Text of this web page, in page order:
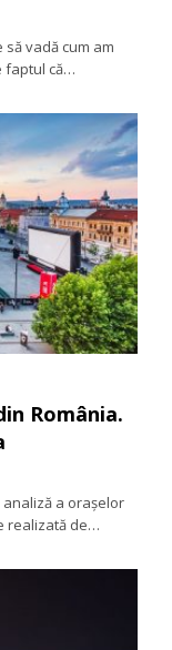
vadă cum am
faptul că…
România.
analiză a orașelor
realizată de…